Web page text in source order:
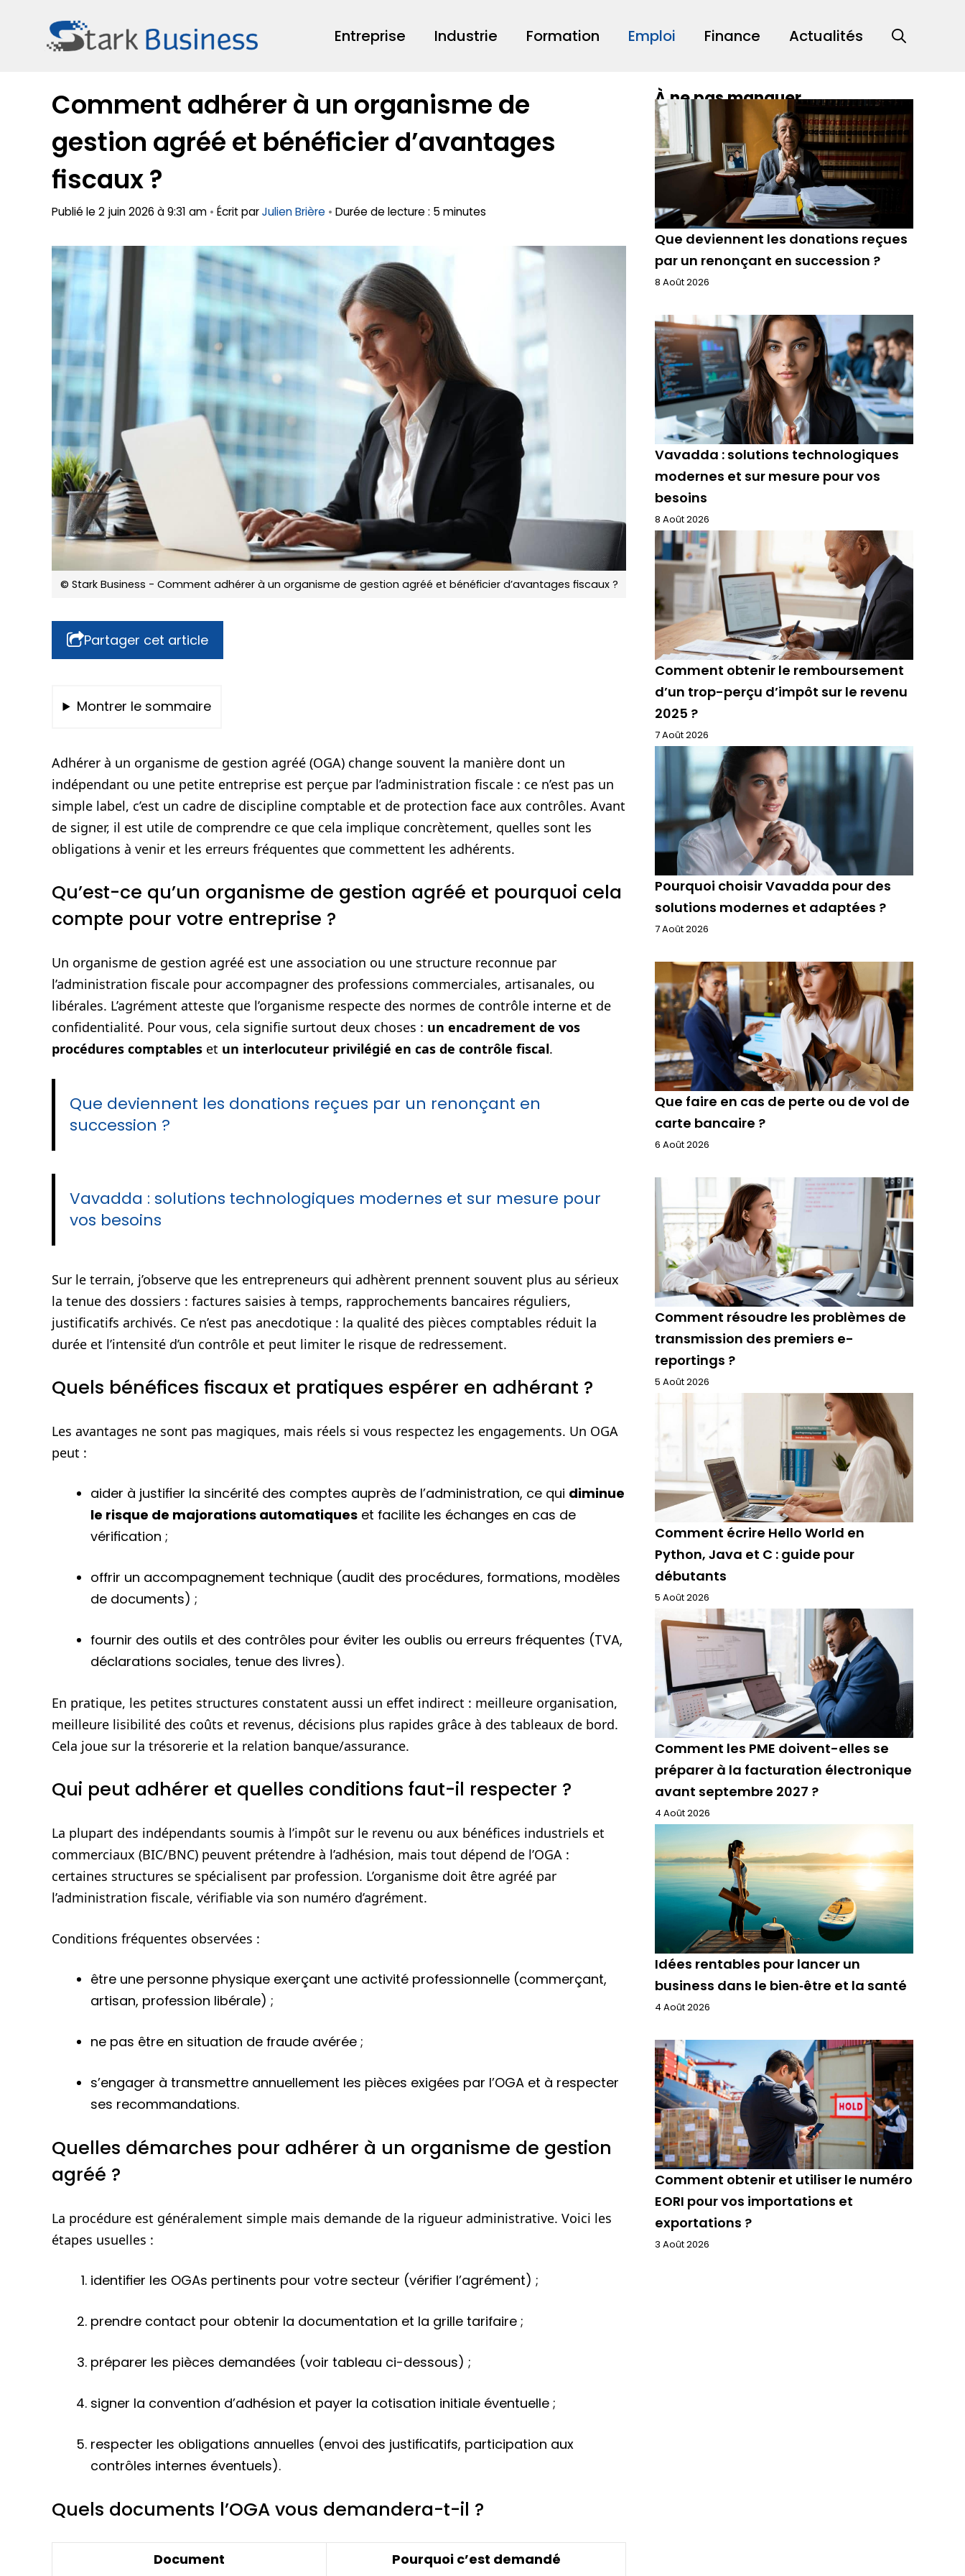
contenu
Entreprise Industrie Formation Emploi Finance Actualités
Comment adhérer à un organisme de
gestion agréé et bénéficier d’avantages
fiscaux ?
Publié le 2 juin 2026 à 9:31 am • Écrit parJulien Brière • Durée de lecture : 5 minutes
© Stark Business - Comment adhérer à un organisme de gestion agréé et bénéficier d’avantages fiscaux ?
Partager cet article
Montrer le sommaire
Adhérer à un organisme de gestion agréé (OGA) change souvent la manière dont un
indépendant ou une petite entreprise est perçue par l’administration fiscale : ce n’est pas un
simple label, c’est un cadre de discipline comptable et de protection face aux contrôles. Avant
de signer, il est utile de comprendre ce que cela implique concrètement, quelles sont les
obligations à venir et les erreurs fréquentes que commettent les adhérents.
Qu’est-ce qu’un organisme de gestion agréé et pourquoi cela
compte pour votre entreprise ?
Un organisme de gestion agréé est une association ou une structure reconnue par
l’administration fiscale pour accompagner des professions commerciales, artisanales, ou
libérales. L’agrément atteste que l’organisme respecte des normes de contrôle interne et de
confidentialité. Pour vous, cela signifie surtout deux choses : un encadrement de vos
procédures comptables et un interlocuteur privilégié en cas de contrôle fiscal.
Que deviennent les donations reçues par un renonçant en
succession ?
Vavadda : solutions technologiques modernes et sur mesure pour
vos besoins
Sur le terrain, j’observe que les entrepreneurs qui adhèrent prennent souvent plus au sérieux
la tenue des dossiers : factures saisies à temps, rapprochements bancaires réguliers,
justificatifs archivés. Ce n’est pas anecdotique : la qualité des pièces comptables réduit la
durée et l’intensité d’un contrôle et peut limiter le risque de redressement.
Quels bénéfices fiscaux et pratiques espérer en adhérant ?
Les avantages ne sont pas magiques, mais réels si vous respectez les engagements. Un OGA
peut :
aider à justifier la sincérité des comptes auprès de l’administration, ce qui diminue
le risque de majorations automatiques et facilite les échanges en cas de
vérification ;
offrir un accompagnement technique (audit des procédures, formations, modèles
de documents) ;
fournir des outils et des contrôles pour éviter les oublis ou erreurs fréquentes (TVA,
déclarations sociales, tenue des livres).
En pratique, les petites structures constatent aussi un effet indirect : meilleure organisation,
meilleure lisibilité des coûts et revenus, décisions plus rapides grâce à des tableaux de bord.
Cela joue sur la trésorerie et la relation banque/assurance.
Qui peut adhérer et quelles conditions faut-il respecter ?
La plupart des indépendants soumis à l’impôt sur le revenu ou aux bénéfices industriels et
commerciaux (BIC/BNC) peuvent prétendre à l’adhésion, mais tout dépend de l’OGA :
certaines structures se spécialisent par profession. L’organisme doit être agréé par
l’administration fiscale, vérifiable via son numéro d’agrément.
Conditions fréquentes observées :
être une personne physique exerçant une activité professionnelle (commerçant,
artisan, profession libérale) ;
ne pas être en situation de fraude avérée ;
s’engager à transmettre annuellement les pièces exigées par l’OGA et à respecter
ses recommandations.
Quelles démarches pour adhérer à un organisme de gestion
agréé ?
La procédure est généralement simple mais demande de la rigueur administrative. Voici les
étapes usuelles :
identifier les OGAs pertinents pour votre secteur (vérifier l’agrément) ;
prendre contact pour obtenir la documentation et la grille tarifaire ;
préparer les pièces demandées (voir tableau ci-dessous) ;
signer la convention d’adhésion et payer la cotisation initiale éventuelle ;
respecter les obligations annuelles (envoi des justificatifs, participation aux
contrôles internes éventuels).
Quels documents l’OGA vous demandera-t-il ?
Document Pourquoi c’est demandé
À ne pas manquer
Que deviennent les donations reçues
par un renonçant en succession ?
8 Août 2026
Vavadda : solutions technologiques
modernes et sur mesure pour vos
besoins
8 Août 2026
Comment obtenir le remboursement
d’un trop-perçu d’impôt sur le revenu
2025 ?
7 Août 2026
Pourquoi choisir Vavadda pour des
solutions modernes et adaptées ?
7 Août 2026
Que faire en cas de perte ou de vol de
carte bancaire ?
6 Août 2026
Comment résoudre les problèmes de
transmission des premiers e-
reportings ?
5 Août 2026
Comment écrire Hello World en
Python, Java et C : guide pour
débutants
5 Août 2026
Comment les PME doivent-elles se
préparer à la facturation électronique
avant septembre 2027 ?
4 Août 2026
Idées rentables pour lancer un
business dans le bien‑être et la santé
4 Août 2026
Comment obtenir et utiliser le numéro
EORI pour vos importations et
exportations ?
3 Août 2026